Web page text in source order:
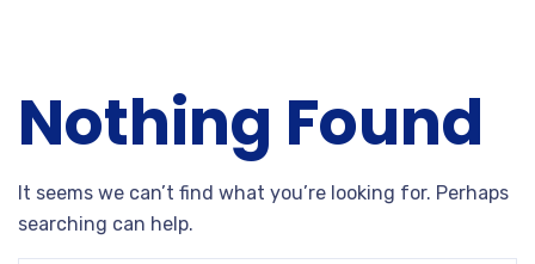
Nothing Found
It seems we can’t find what you’re looking for. Perhaps
searching can help.